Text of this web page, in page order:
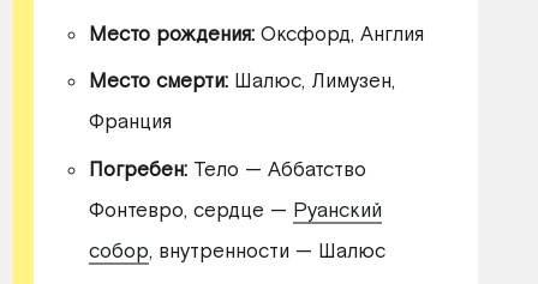
Место рождения:Оксфорд, Англия
Место смерти:Шалюс, Лимузен,
Франция
Погребен:Тело — Аббатство
Фонтевро, сердце — Руанский
собор, внутренности — Шалюс